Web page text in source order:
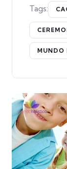
Tags:
MUNDO